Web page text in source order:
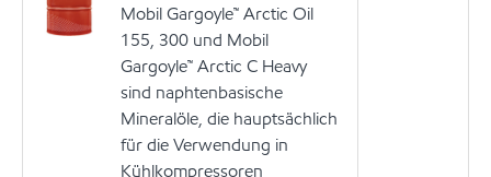
Mobil Gargoyle™ Arctic Oil
155, 300 und Mobil
Gargoyle™ Arctic C Heavy
sind naphtenbasische
Mineralöle, die hauptsächlich
für die Verwendung in
Kühlkompressoren